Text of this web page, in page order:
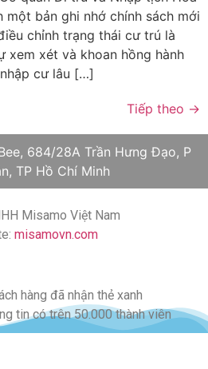
một bản ghi nhớ chính sách mới
chỉnh trạng thái cư trú là
xem xét và khoan hồng hành
cư lâu […]
Tiếp theo →
684/28A Trần Hưng Đạo, P
TP Hồ Chí Minh
Misamo Việt Nam
misamovn.com
hàng đã nhận thẻ xanh
tin có trên 50.000 thành viên